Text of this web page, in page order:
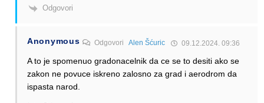
Odgovori
Anonymous OdgovoriAlen Šćuric 09.12.2024. 09:36
A to je spomenuo gradonacelnik da ce se to desiti ako se
zakon ne povuce iskreno zalosno za grad i aerodrom da
ispasta narod.